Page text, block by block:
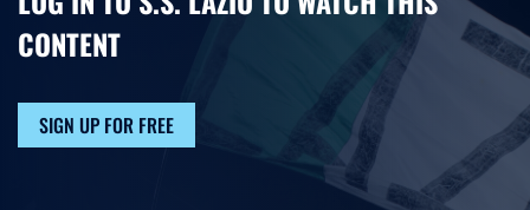
CONTENT
SIGN UP FOR FREE